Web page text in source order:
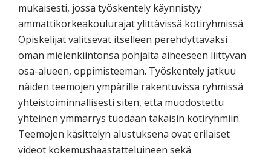
mukaisesti, jossa työskentely käynnistyy
ammattikorkeakoulurajat ylittävissä kotiryhmissä.
Opiskelijat valitsevat itselleen perehdyttäväksi
oman mielenkiintonsa pohjalta aiheeseen liittyvän
osa-alueen, oppimisteeman. Työskentely jatkuu
näiden teemojen ympärille rakentuvissa ryhmissä
yhteistoiminnallisesti siten, että muodostettu
yhteinen ymmärrys tuodaan takaisin kotiryhmiin.
Teemojen käsittelyn alustuksena ovat erilaiset
videot kokemushaastatteluineen sekä